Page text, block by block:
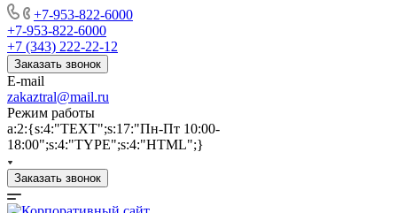
+7-953-822-6000
+7-953-822-6000
+7 (343) 222-22-12
Заказать звонок
E-mail
zakaztral@mail.ru
Режим работы
a:2:{s:4:"TEXT";s:17:"Пн-Пт 10:00-
18:00";s:4:"TYPE";s:4:"HTML";}
Заказать звонок